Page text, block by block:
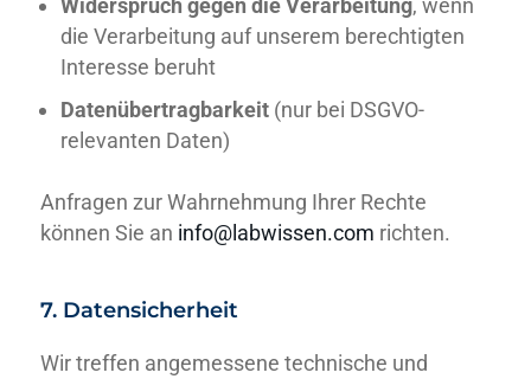
die Verarbeitung auf unserem berechtigten
Interesse beruht
Datenübertragbarkeit (nur bei DSGVO-
relevanten Daten)
Anfragen zur Wahrnehmung Ihrer Rechte
können Sie an info@labwissen.com richten.
7. Datensicherheit
Wir treffen angemessene technische und